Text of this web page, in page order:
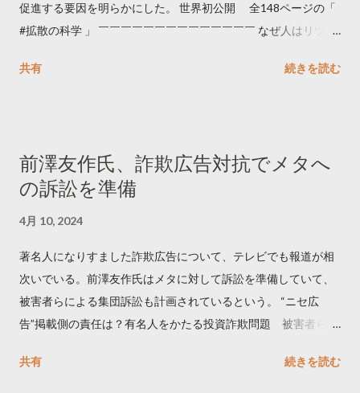
促進する要因を明らかにした。 世界初公開 全148ページの「
#拡散の科学 」 ￣￣￣￣￣￣￣￣￣￣￣￣￣￣ なぜ人はリツイ
学しました。 ー バズの目安は1300リツイート ー 人は16の熱量
トするのか？ https://marketing.twitter.com/ja/insights/kakusan
共有 続きを読む
前澤友作氏、詐欺広告対抗でメタへ
の訴訟を準備
4月 10, 2024
著名人になりすました詐欺広告について、テレビでも報道が相
次いでいる。前澤友作氏はメタに対して訴訟を準備していて、
被害者らによる集団訴訟も計画されているという。 “ニセ広
告”掲載側の責任は？有名人をかたる投資詐欺問題 被害者らが
https://newsdig.tbs.co.jp/articles/-/1091835 なぜなくならな
共有 続きを読む